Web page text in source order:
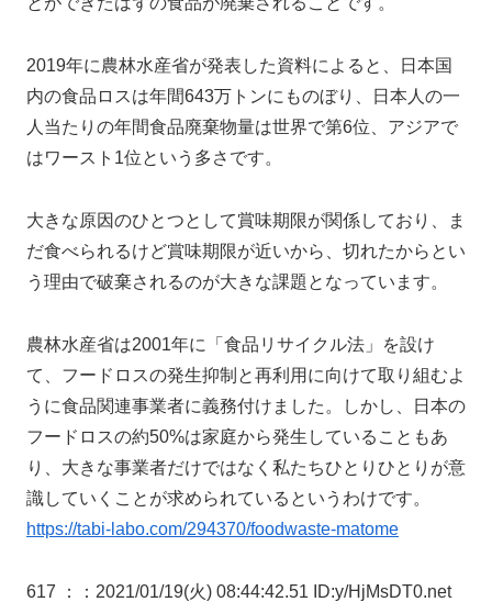
2019年に農林水産省が発表した資料によると、日本国
内の食品ロスは年間643万トンにものぼり、日本人の一
人当たりの年間食品廃棄物量は世界で第6位、アジアで
はワースト1位という多さです。
大きな原因のひとつとして賞味期限が関係しており、ま
だ食べられるけど賞味期限が近いから、切れたからとい
う理由で破棄されるのが大きな課題となっています。
農林水産省は2001年に「食品リサイクル法」を設け
て、フードロスの発生抑制と再利用に向けて取り組むよ
うに食品関連事業者に義務付けました。しかし、日本の
フードロスの約50%は家庭から発生していることもあ
り、大きな事業者だけではなく私たちひとりひとりが意
識していくことが求められているというわけです。
https://tabi-labo.com/294370/foodwaste-matome
617 ： ：2021/01/19(火) 08:44:42.51 ID:y/HjMsDT0.net